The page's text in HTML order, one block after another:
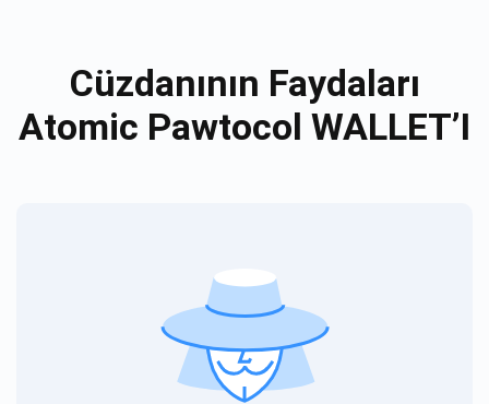
Cüzdanının Faydaları
Atomic Pawtocol WALLET’I